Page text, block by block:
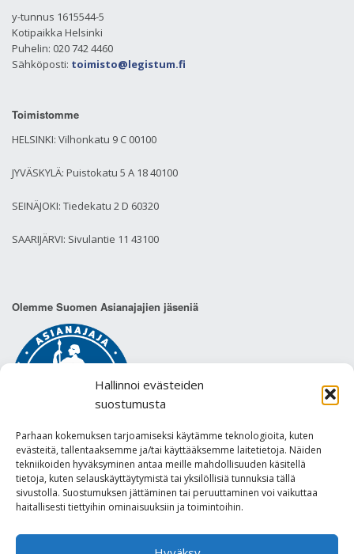
Hallinnoi evästeiden
suostumusta
Parhaan kokemuksen tarjoamiseksi käytämme teknologioita, kuten
evästeitä, tallentaaksemme ja/tai käyttääksemme laitetietoja. Näiden
tekniikoiden hyväksyminen antaa meille mahdollisuuden käsitellä
tietoja, kuten selauskäyttäytymistä tai yksilöllisiä tunnuksia tällä
sivustolla. Suostumuksen jättäminen tai peruuttaminen voi vaikuttaa
haitallisesti tiettyihin ominaisuuksiin ja toimintoihin.
y-tunnus 1615544-5
Kotipaikka Helsinki
Puhelin: 020 742 4460
Sähköposti: toimisto@legistum.fi
Toimistomme
HELSINKI: Vilhonkatu 9 C 00100
JYVÄSKYLÄ: Puistokatu 5 A 18 40100
SEINÄJOKI: Tiedekatu 2 D 60320
SAARIJÄRVI: Sivulantie 11 43100
Olemme Suomen Asianajajien jäseniä
Tietosuojaseloste